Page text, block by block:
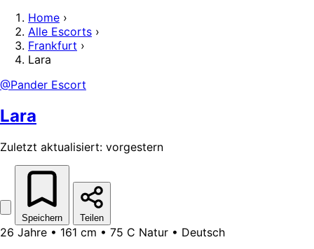
Home ›
Alle Escorts ›
Frankfurt ›
Lara
@Pander Escort
Lara
Zuletzt aktualisiert: vorgestern
Speichern Teilen
26 Jahre • 161 cm • 75 C Natur • Deutsch